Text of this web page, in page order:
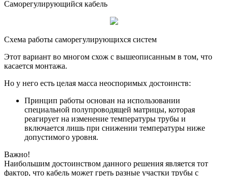
Саморегулирующийся кабель
Схема работы саморегулирующихся систем
Этот вариант во многом схож с вышеописанным в том, что
касается монтажа.
Но у него есть целая масса неоспоримых достоинств:
Принцип работы основан на использовании
специальной полупроводящей матрицы, которая
реагирует на изменение температуры трубы и
включается лишь при снижении температуры ниже
допустимого уровня.
Важно!
Наибольшим достоинством данного решения является тот
фактор, что кабель может греть разные участки трубы с